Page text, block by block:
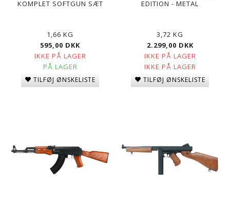
KOMPLET SOFTGUN SÆT
1,66 KG
595,00 DKK
IKKE PÅ LAGER
PÅ LAGER
TILFØJ ØNSKELISTE
EDITION - METAL
3,72 KG
2.299,00 DKK
IKKE PÅ LAGER
IKKE PÅ LAGER
TILFØJ ØNSKELISTE